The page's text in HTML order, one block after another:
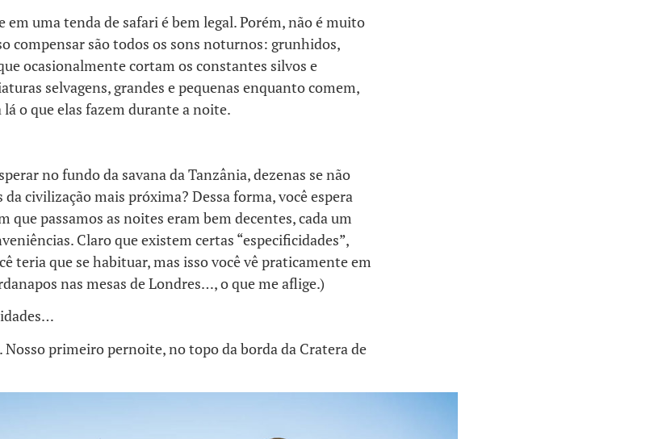
em uma tenda de safari é bem legal. Porém, não é muito
compensar são todos os sons noturnos: grunhidos,
ocasionalmente cortam os constantes silvos e
selvagens, grandes e pequenas enquanto comem,
lá o que elas fazem durante a noite.
no fundo da savana da Tanzânia, dezenas se não
civilização mais próxima? Dessa forma, você espera
que passamos as noites eram bem decentes, cada um
Claro que existem certas “especificidades”,
teria que se habituar, mas isso você vê praticamente em
nas mesas de Londres…, o que me aflige.)
. Nosso primeiro pernoite, no topo da borda da Cratera de